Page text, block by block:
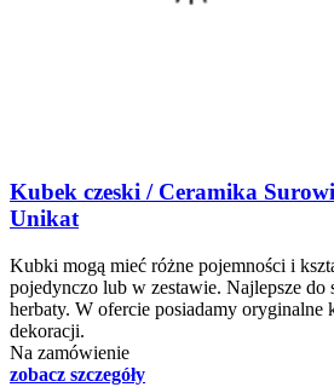
Kubek czeski / Ceramika
Unikat
Kubki mogą mieć różne pojemności i
pojedynczo lub w zestawie. Najlepsze
herbaty. W ofercie posiadamy oryginalne
dekoracji.
Na zamówienie
zobacz szczegóły